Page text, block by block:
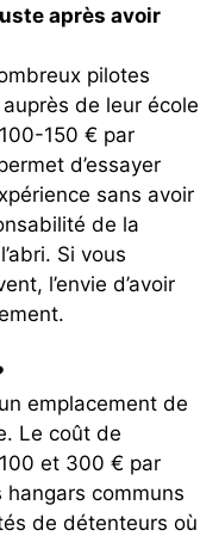
après avoir
pilotes
de leur école
150 € par
d’essayer
sans avoir
de la
Si vous
l’envie d’avoir
emplacement de
Le coût de
et 300 € par
communs
de détenteurs où